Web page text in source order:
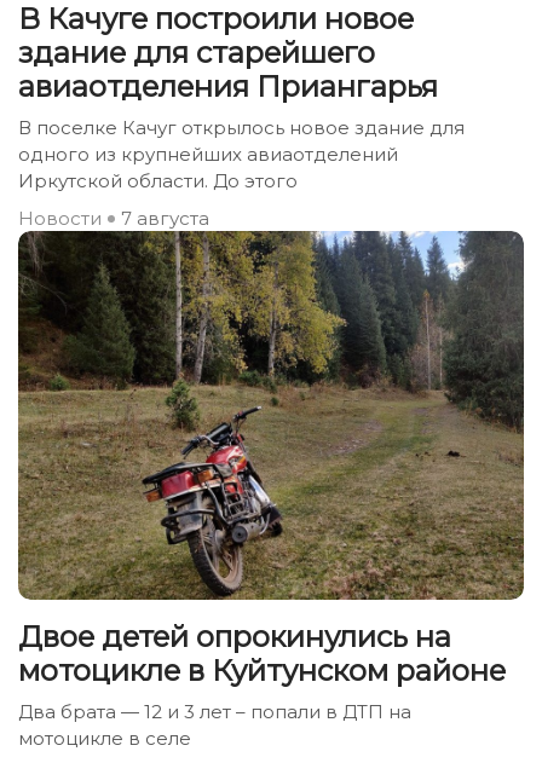
В Качуге построили новое
здание для старейшего
авиаотделения Приангарья
В поселке Качуг открылось новое здание для
одного из крупнейших авиаотделений
Иркутской области. До этого
Новости
7 августа
Двое детей опрокинулись на
мотоцикле в Куйтунском районе
Два брата — 12 и 3 лет – попали в ДТП на
мотоцикле в селе